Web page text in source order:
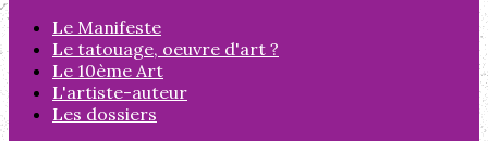
Le Manifeste
Le tatouage, oeuvre d'art ?
Le 10ème Art
L'artiste-auteur
Les dossiers